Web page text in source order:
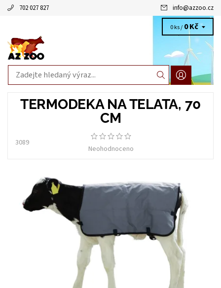
702 027 827 info@azzoo.cz
0 ks / 0 Kč
TERMODEKA NA TELATA, 70
CM
3089
Neohodnoceno